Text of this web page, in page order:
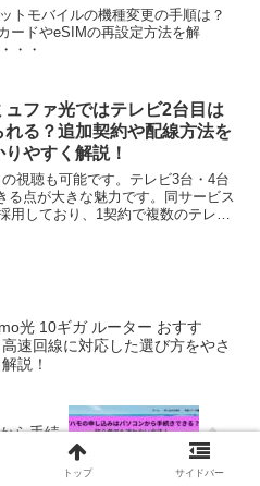
トモバイルの機種変更の手順は？
ードやeSIMの再設定方法を解
・・
ュファ光ではテレビ2台目は
れる？追加契約や配線方法を
りやすく解説！
視聴も可能です。テレビ3台・4台
る点が大きな魅力です。同サービス
用しており、1契約で複数のテレビ
光 10ギガ ルーター おすす
速回線に対応した選び方をやさ
説！
ら手続
方法！
トップ サイドバー